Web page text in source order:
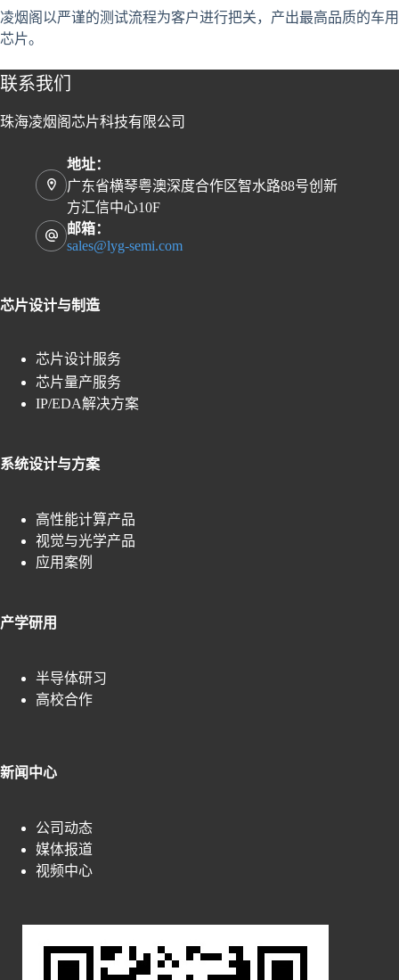
凌烟阁以严谨的测试流程为客户进行把关，产出最高品质的车用
芯片。
联系我们
珠海凌烟阁芯片科技有限公司
地址：
广东省横琴粤澳深度合作区智水路88号创新
方汇信中心10F
邮箱：
sales@lyg-semi.com
芯片设计与制造
芯片设计服务
芯片量产服务
IP/EDA解决方案
系统设计与方案
高性能计算产品
视觉与光学产品
应用案例
产学研用
半导体研习
高校合作
新闻中心
公司动态
媒体报道
视频中心